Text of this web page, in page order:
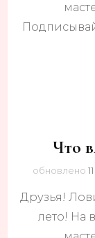
Что
обновлено
Друзья!
лето! На